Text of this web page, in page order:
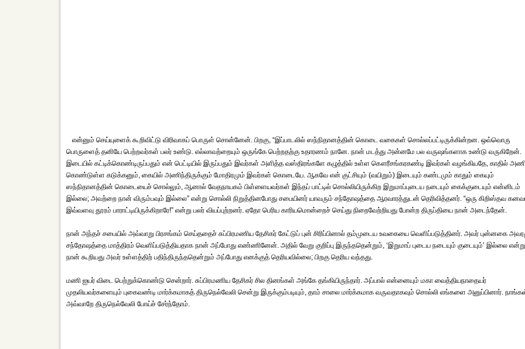
என்னும் செய்யுளைக் கூறிவிட்டு விரிவாகப் பொருள் சொன்னேன். பிறகு, “இப்பாடலில் ஸந்நிதானத்தின் கொடை வகைகள் சொல்லப்பட்டிருக்கின்றன. ஒவ்வொரு
பொருளைத் தனியே பெற்றவர்கள் பலர் உண்டு. எல்லாவற்றையும் ஒருங்கே பெற்றதற்கு உதாரணம் நானே. நான் மடத்து அன்னமே பல வருஷங்களாக உண்டு வருகிறேன்.
இடையில் கட்டிக்கொண்டிருப்பதும் என் பெட்டியில் இருப்பதும் இவர்கள் அளித்த வஸ்திரங்களே கழுத்தில் உள்ள கௌரீசங்கரகண்டி இவர்கள் வழங்கியதே, காதில்
கொண்டுள்ள கடுக்கனும், கையில் அணிந்திருக்கும் மோதிரமும் இவர்கள் கொடையே. ஆகவே என் குட்சியும் (வயிறும்) இடையும் கண்டமும் காதும் கையும்
ஸந்நிதானத்தின் கொடையைச் சொல்லும், ஆனால் வேதநாயகம் பிள்ளையவர்கள் இந்தப் பாட்டில் சொல்லியிருக்கிற இறுமாப்புடைய நடையும் கைக்குடையும் என்னிடம்
இல்லை; அவற்றை நான் விரும்பவும் இல்லை” என்று சொல்லி நிறுத்தினபோது சபையினர் யாவரும் சந்தோஷத்தை ஆரவாரத்துடன் தெரிவித்தனர். “ஒரு கிறிஸ்தவ
இவ்வளவு தூரம் பாராட்டியிருக்கிறாரே!” என்று பலர் வியப்புற்றனர். ஏதோ பெரிய காரியமொன்றைச் செய்து நிறைவேற்றியது போன்ற திருப்தியை நான் அடைந்தேன்.
நான் அந்தச் சபையில் அவ்வாறு பிரசங்கம் செய்ததைச் சுப்பிரமணிய தேசிகர் கேட்டுப் புன் சிரிப்பினால் தம்முடைய உவகையை வெளிப்படுத்தினர். அவர் புன்னகை
சந்தோஷத்தை மாத்திரம் வெளிப்படுத்தியதாக நான் அப்போது எண்ணினேன். அதில் வேறு குறிப்பு இருந்ததென்றும், ‘இறுமாப் புடைய நடையும் குடையும்’ இல்லை என்று
நான் கூறியது அவர் உள்ளத்திற் பதிந்திருந்ததென்றும் அப்போது எனக்குத் தெரியவில்லை; பிறகு தெரிய வந்தது.
மணி ஐயர் விடை பெற்றுக்கொண்டு சென்றார். சுப்பிரமணிய தேசிகர் சில தினங்கள் அங்கே தங்கியிருந்தார். அப்பால் என்னையும் மகா வைத்தியநாதையர்
முதலியவர்களையும் புகைவண்டி மார்க்கமாகத் திருநெல்வேலி சென்று இருக்கும்படியும், தாம் சாலை மார்க்கமாக வருவதாகவும் சொல்லி எங்களை அனுப்பினார்.
அவ்வாறே திருநெல்வேலி போய்ச் சேர்ந்தோம்.